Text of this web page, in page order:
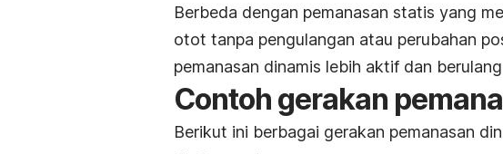
Berbeda dengan pemanasan statis yang
otot tanpa pengulangan atau perubahan
pemanasan dinamis lebih aktif dan
Contoh gerakan
Berikut ini berbagai gerakan pemanasan